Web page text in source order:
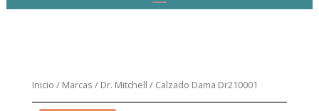
Inicio / Marcas / Dr. Mitchell / Calzado Dama Dr210001